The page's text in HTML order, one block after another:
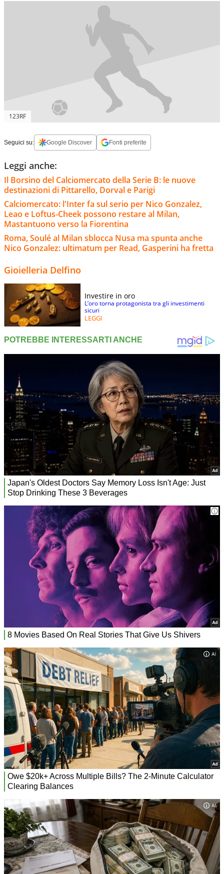
123RF
Seguici su: Google Discover Fonti preferite
Leggi anche:
Il Borsino del Calciomercato della Serie B: le nuove
destinazioni di Pittarello, Dorval e Parigi
Calciomercato: l'Inter fa sul serio per Nico Gonzalez,
Leao e Loftus-Cheek possono restare al Milan,
Mastantuono verso la Fiorentina
Roma, Soulé al Milan sblocca Nusa ma spunta anche
Nico Gonzalez: ultimatum per Read, Gasperini ha fretta
Gioielleria Delfino
Investire in oro
L’oro torna protagonista tra gli investimenti
sicuri
LEGGI